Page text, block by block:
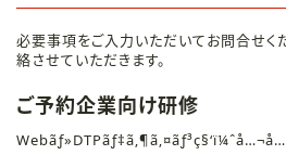
必要事項をご入力いただいてお問合せく
絡させていただきます。
ご予約企業向け研修